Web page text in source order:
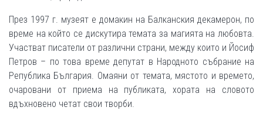
През 1997 г. музеят е домакин на Балканския декамерон, по
време на който се дискутира темата за магията на любовта.
Участват писатели от различни страни, между които и Йосиф
Петров – по това време депутат в Народното събрание на
Република България. Омаяни от темата, мястото и времето,
очаровани от приема на публиката, хората на словото
вдъхновено четат свои творби.